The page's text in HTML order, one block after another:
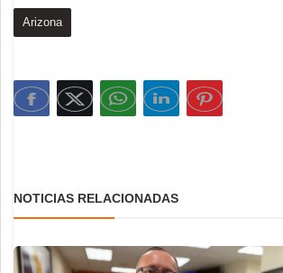
Arizona
NOTICIAS RELACIONADAS